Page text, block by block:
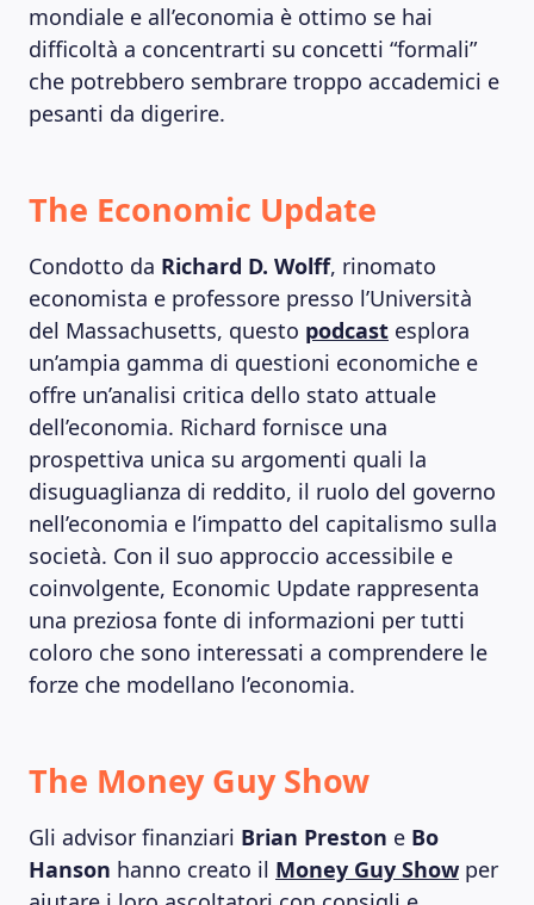
MAGAZINE
mondiale e all’economia è ottimo se hai
difficoltà a concentrarti su concetti “formali”
che potrebbero sembrare troppo accademici e
pesanti da digerire.
The Economic Update
Condotto da Richard D. Wolff, rinomato
economista e professore presso l’Università
del Massachusetts, questo podcast esplora
un’ampia gamma di questioni economiche e
offre un’analisi critica dello stato attuale
dell’economia. Richard fornisce una
prospettiva unica su argomenti quali la
disuguaglianza di reddito, il ruolo del governo
nell’economia e l’impatto del capitalismo sulla
società. Con il suo approccio accessibile e
coinvolgente, Economic Update rappresenta
una preziosa fonte di informazioni per tutti
coloro che sono interessati a comprendere le
forze che modellano l’economia.
The Money Guy Show
Gli advisor finanziari Brian Preston e Bo
Hanson hanno creato il Money Guy Show per